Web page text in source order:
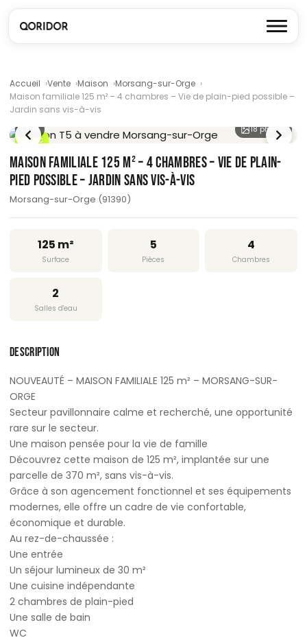
Accueil Vente Maison
Morsang-sur-Orge
Maison familiale 125 m² – 4 chambres – Vie de plain-pied possible –
Jardin sans vis-à-vis
DPE C
/ 18 18 photos
MAISON FAMILIALE 125 M² – 4 CHAMBRES – VIE DE PLAIN-
PIED POSSIBLE – JARDIN SANS VIS-À-VIS
Morsang-sur-Orge (91390)
125 m²
Surface
5
Pièces
4
Chambres
2
Salles d'eau
DESCRIPTION
NOUVEAUTÉ – MAISON FAMILIALE 125 m² – MORSANG-SUR-
ORGE
Secteur pavillonnaire calme et recherché, une opportunité
rare sur le secteur.
Une maison pensée pour la vie de famille
Découvrez cette maison de 125 m², implantée sur une
parcelle de 370 m², sans vis-à-vis.
Grâce à son agencement fonctionnel et ses équipements
modernes, elle offre un cadre de vie confortable,
économique et durable.
Au rez-de-chaussée :
Une entrée
Un séjour lumineux de 30 m²
Une cuisine indépendante
2 chambres de plain-pied
Une salle de bain
WC